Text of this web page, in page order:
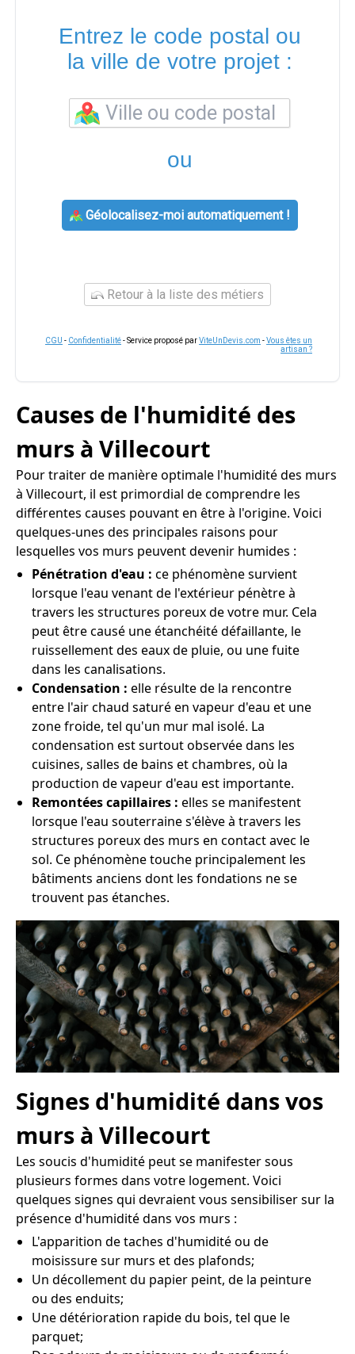
Entrez le code postal ou
la ville de votre projet :
ou
Géolocalisez-moi automatiquement !
Retour à la liste des métiers
CGU - Confidentialité- Service proposé parViteUnDevis.com -Vous êtes un
artisan ?
Causes de l'humidité des
murs à Villecourt
Pour traiter de manière optimale l'humidité des murs
à Villecourt, il est primordial de comprendre les
différentes causes pouvant en être à l'origine. Voici
quelques-unes des principales raisons pour
lesquelles vos murs peuvent devenir humides :
Pénétration d'eau : ce phénomène survient
lorsque l'eau venant de l'extérieur pénètre à
travers les structures poreux de votre mur. Cela
peut être causé une étanchéité défaillante, le
ruissellement des eaux de pluie, ou une fuite
dans les canalisations.
Condensation : elle résulte de la rencontre
entre l'air chaud saturé en vapeur d'eau et une
zone froide, tel qu'un mur mal isolé. La
condensation est surtout observée dans les
cuisines, salles de bains et chambres, où la
production de vapeur d'eau est importante.
Remontées capillaires : elles se manifestent
lorsque l'eau souterraine s'élève à travers les
structures poreux des murs en contact avec le
sol. Ce phénomène touche principalement les
bâtiments anciens dont les fondations ne se
trouvent pas étanches.
Signes d'humidité dans vos
murs à Villecourt
Les soucis d'humidité peut se manifester sous
plusieurs formes dans votre logement. Voici
quelques signes qui devraient vous sensibiliser sur la
présence d'humidité dans vos murs :
L'apparition de taches d'humidité ou de
moisissure sur murs et des plafonds;
Un décollement du papier peint, de la peinture
ou des enduits;
Une détérioration rapide du bois, tel que le
parquet;